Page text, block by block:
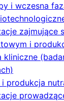
i wczesna
zajmujące
i
kliniczne
i produkcja